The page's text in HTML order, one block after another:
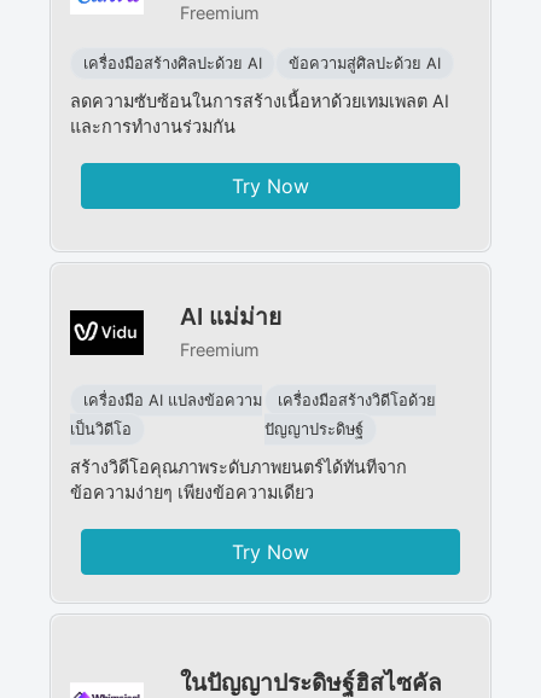
Freemium
เครื่องมือสร้างศิลปะด้วย AI ข้อความสู่ศิลปะด้วย AI
ลดความซับซ้อนในการสร้างเนื้อหาด้วยเทมเพลต AI
และการทำงานร่วมกัน
Try Now
AI แม่ม่าย
Freemium
เครื่องมือ AI แปลงข้อความ
เป็นวิดีโอ
เครื่องมือสร้างวิดีโอด้วย
ปัญญาประดิษฐ์
สร้างวิดีโอคุณภาพระดับภาพยนตร์ได้ทันทีจาก
ข้อความง่ายๆ เพียงข้อความเดียว
Try Now
ในปัญญาประดิษฐ์ฮิสไซคัล